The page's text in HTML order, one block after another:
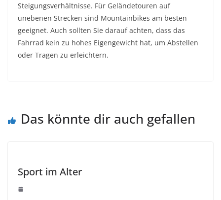
Steigungsverhältnisse. Für Geländetouren auf
unebenen Strecken sind Mountainbikes am besten
geeignet. Auch sollten Sie darauf achten, dass das
Fahrrad kein zu hohes Eigengewicht hat, um Abstellen
oder Tragen zu erleichtern.
Das könnte dir auch gefallen
Sport im Alter